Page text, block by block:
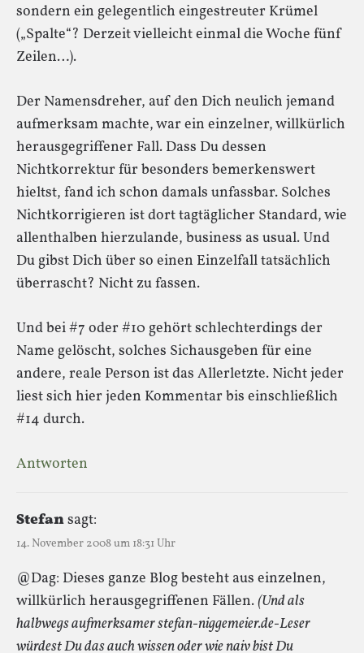
sondern ein gelegentlich eingestreuter Krümel
(„Spalte“? Derzeit vielleicht einmal die Woche fünf
Zeilen…).
Der Namensdreher, auf den Dich neulich jemand
aufmerksam machte, war ein einzelner, willkürlich
herausgegriffener Fall. Dass Du dessen
Nichtkorrektur für besonders bemerkenswert
hieltst, fand ich schon damals unfassbar. Solches
Nichtkorrigieren ist dort tagtäglicher Standard, wie
allenthalben hierzulande, business as usual. Und
Du gibst Dich über so einen Einzelfall tatsächlich
überrascht? Nicht zu fassen.
Und bei #7 oder #10 gehört schlechterdings der
Name gelöscht, solches Sichausgeben für eine
andere, reale Person ist das Allerletzte. Nicht jeder
liest sich hier jeden Kommentar bis einschließlich
#14 durch.
Antworten
Stefansagt:
14. November 2008 um 18:31 Uhr
@Dag: Dieses ganze Blog besteht aus einzelnen,
willkürlich herausgegriffenen Fällen.(Und als
halbwegs aufmerksamer stefan-niggemeier.de-Leser
würdest Du das auch wissen oder wie naiv bist Du